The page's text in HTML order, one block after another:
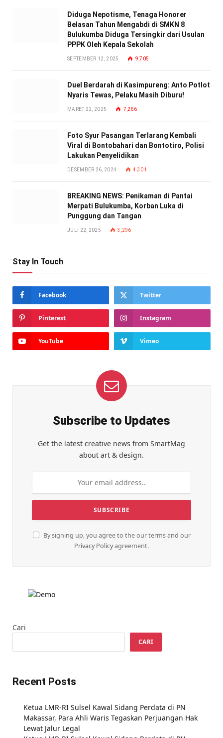
Diduga Nepotisme, Tenaga Honorer
Belasan Tahun Mengabdi di SMKN 8
Bulukumba Diduga Tersingkir dari Usulan
PPPK Oleh Kepala Sekolah
SEPTEMBER 12, 2025 9,705
Duel Berdarah di Kasimpureng: Anto Potlot
Nyaris Tewas, Pelaku Masih Diburu!
MARET 22, 2025 7,266
Foto Syur Pasangan Terlarang Kembali
Viral di Bontobahari dan Bontotiro, Polisi
Lakukan Penyelidikan
DESEMBER 26, 2024 4,301
BREAKING NEWS: Penikaman di Pantai
Merpati Bulukumba, Korban Luka di
Punggung dan Tangan
JULI 22, 2025 3,296
Stay In Touch
Facebook Twitter
Pinterest Instagram
YouTube Vimeo
Subscribe to Updates
Get the latest creative news from SmartMag
about art & design.
By signing up, you agree to the our terms and our
Privacy Policyagreement.
Cari
CARI
Recent Posts
Ketua LMR-RI Sulsel Kawal Sidang Perdata di PN
Makassar, Para Ahli Waris Tegaskan Perjuangan Hak
Lewat Jalur Legal